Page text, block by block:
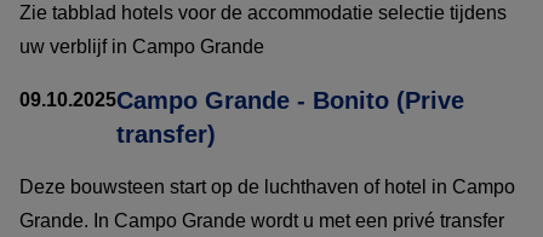
Zie tabblad hotels voor de accommodatie selectie tijdens
uw verblijf in Campo Grande
09.10.2025Campo Grande - Bonito (Prive
transfer)
Deze bouwsteen start op de luchthaven of hotel in Campo
Grande. In Campo Grande wordt u met een privé transfer